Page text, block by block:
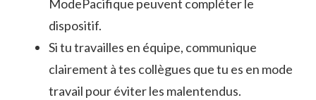
ModePacifique peuvent compléter le
dispositif.
Si tu travailles en équipe, communique
clairement à tes collègues que tu es en mode
travail pour éviter les malentendus.